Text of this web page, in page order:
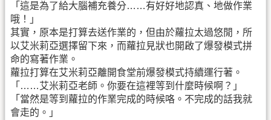
「這是為了給大腦補充養分……有好好地認真、地做作業
哦！」
其實，原本是打算去送作業的，但由於蘿拉太過悠閒，所
以艾米莉亞選擇留下來，而蘿拉見狀也開啟了爆發模式拼
命的寫著作業。
蘿拉打算在艾米莉亞離開食堂前爆發模式持續運行著。
「……艾米莉亞老師。你要在這裡等到什麼時候啊？」
「當然是等到蘿拉的作業完成的時候咯。不完成的話我就
會走的。」